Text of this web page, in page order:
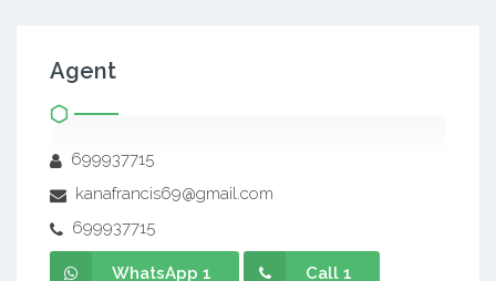
Agent
699937715
kanafrancis69@gmail.com
699937715
WhatsApp 1 Call 1